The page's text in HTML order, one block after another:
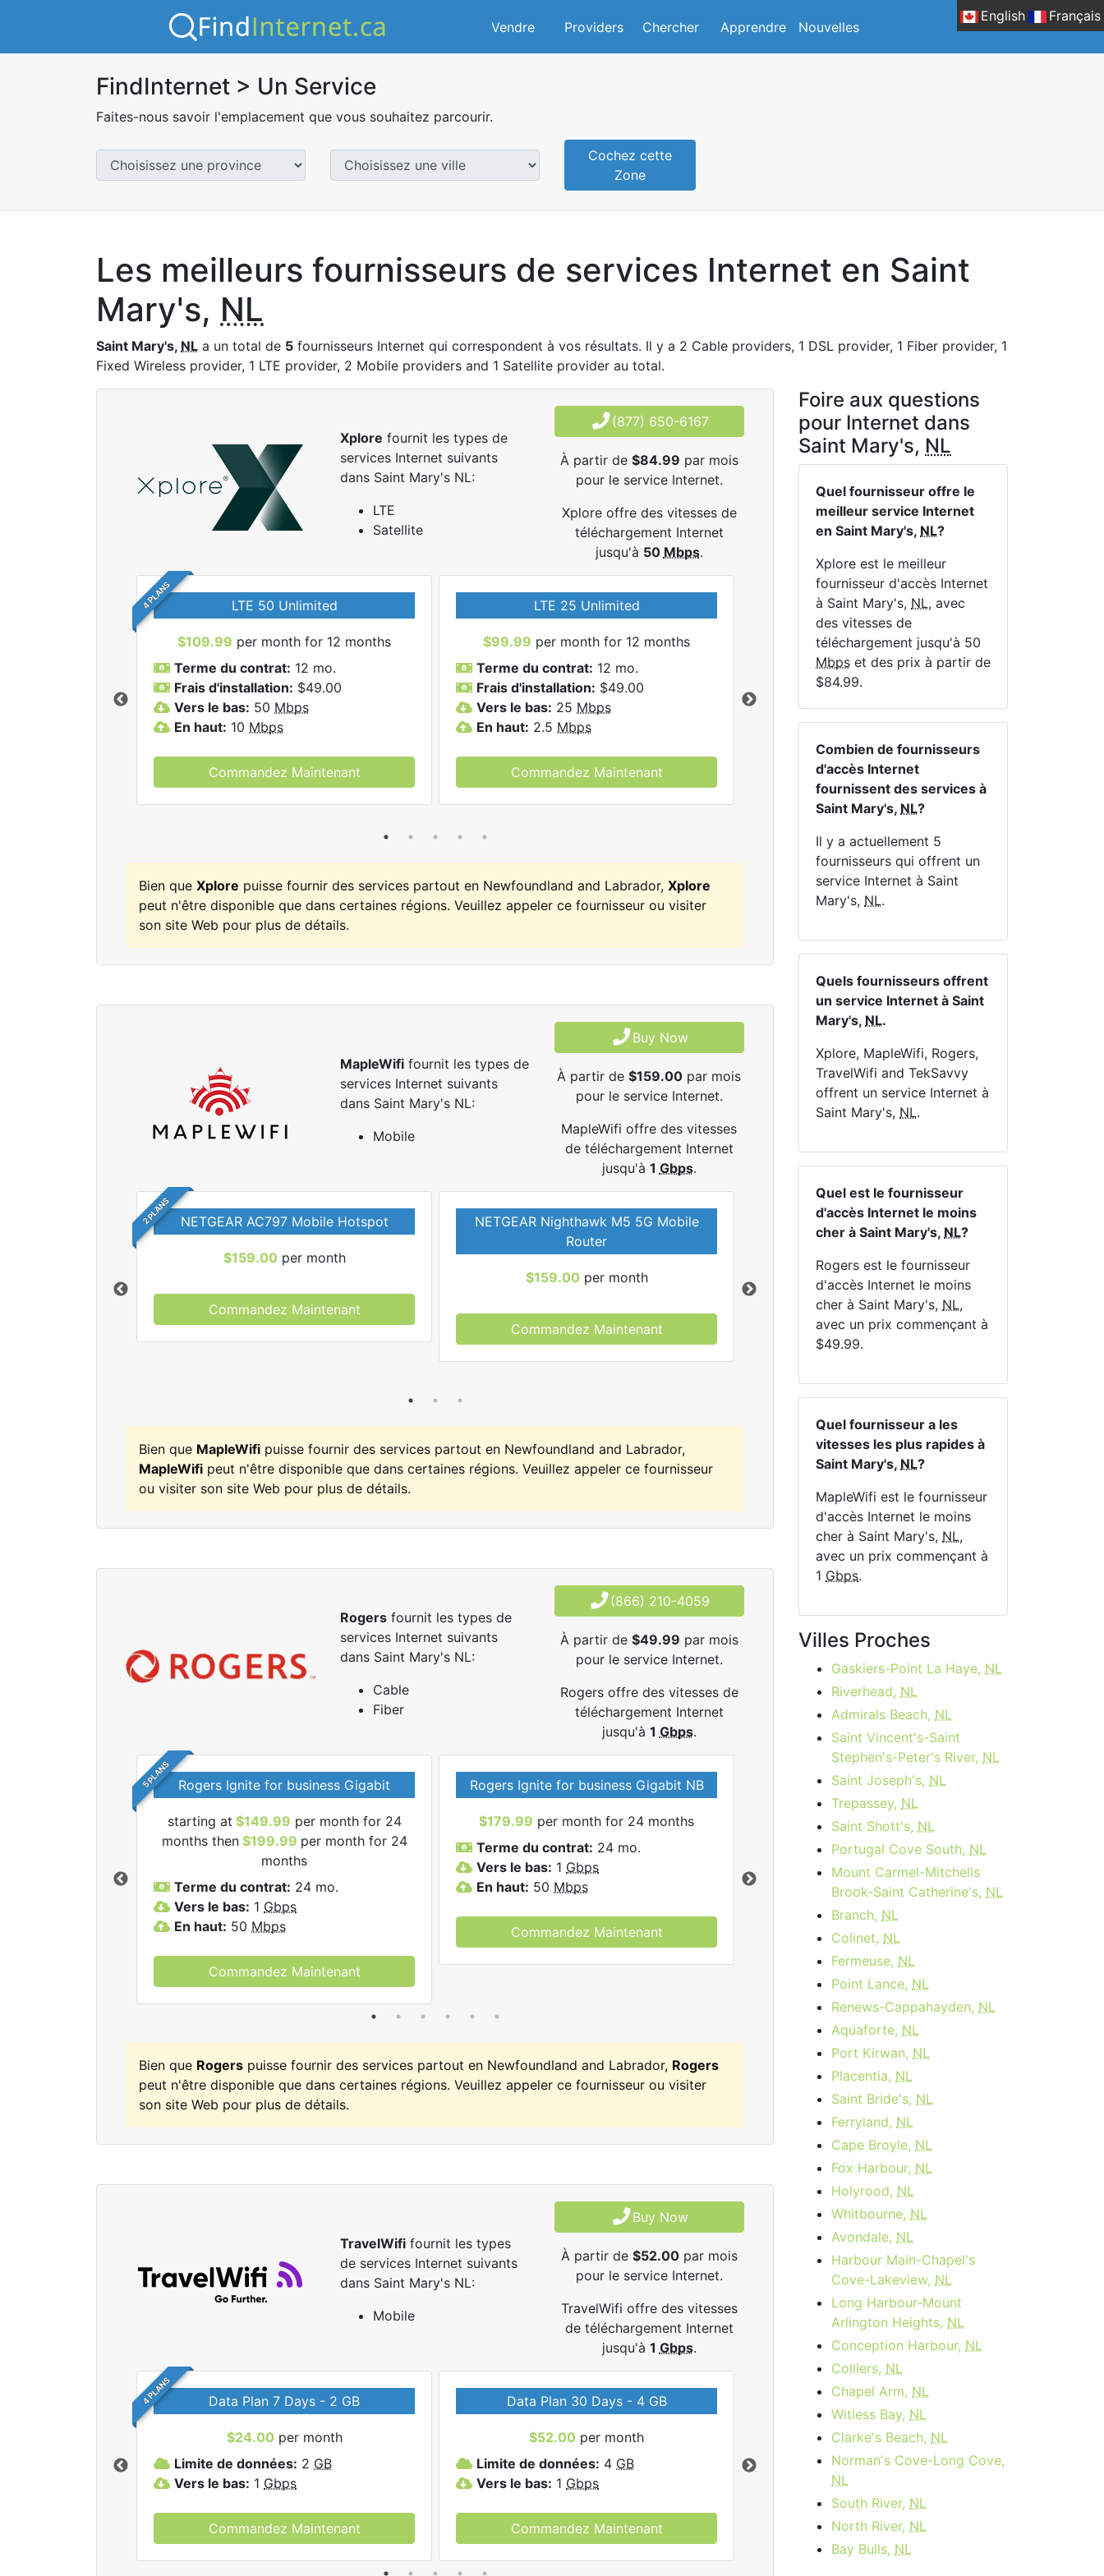
English Français
Vendre Providers Chercher Apprendre Nouvelles
FindInternet > Un Service
Faites-nous savoir l'emplacement que vous souhaitez parcourir.
Cochez cette
Zone
Les meilleurs fournisseurs de services Internet en Saint
Mary's, NL
Saint Mary's, NL a un total de 5 fournisseurs Internet qui correspondent à vos résultats. Il y a 2 Cable providers, 1 DSL provider, 1 Fiber provider, 1
Fixed Wireless provider, 1 LTE provider, 2 Mobile providers and 1 Satellite provider au total.
Xplore fournit les types de
services Internet suivants
dans Saint Mary's NL:
LTE
Satellite
(877) 650-6167
À partir de $84.99 par mois
pour le service Internet.
Xplore offre des vitesses de
téléchargement Internet
jusqu'à 50 Mbps.
4 PLANS LTE 50 Unlimited
$109.99 per month for 12 months
Terme du contrat: 12 mo.
Frais d'installation: $49.00
Vers le bas: 50 Mbps
En haut: 10 Mbps
Commandez Maintenant
LTE 25 Unlimited
$99.99 per month for 12 months
Terme du contrat: 12 mo.
Frais d'installation: $49.00
Vers le bas: 25 Mbps
En haut: 2.5 Mbps
Commandez Maintenant
LTE 10 Unlimited
$84.99per month for 12 months
Terme du contrat: 12 mo.
Frais d'installation:
Vers le bas:10Mbps
En haut:1Mbps
Commandez Maintenant
Bien que Xplore puisse fournir des services partout en Newfoundland and Labrador, Xplore
peut n'être disponible que dans certaines régions. Veuillez appeler ce fournisseur ou visiter
son site Web pour plus de détails.
MapleWififournit les types de
services Internet suivants
dans Saint Mary's NL:
Mobile
Buy Now
À partir de$159.00 par mois
pour le service Internet.
MapleWifi offre des vitesses
de téléchargement Internet
jusqu'à 1 Gbps.
2 PLANS NETGEAR AC797 Mobile Hotspot
$159.00 per month
Commandez Maintenant
NETGEAR Nighthawk M5 5G Mobile
Router
$159.00 per month
Commandez Maintenant
Cliquez ici pour afficher tous les forfaits
Internet MapleWifi.
Bien que MapleWifi puisse fournir des services partout en Newfoundland and Labrador,
MapleWifi peut n'être disponible que dans certaines régions. Veuillez appeler ce fournisseur
ou visiter son site Web pour plus de détails.
Rogersfournit les types de
services Internet suivants
dans Saint Mary's NL:
Cable
Fiber
(866) 210-4059
À partir de $49.99 par mois
pour le service Internet.
Rogers offre des vitesses de
téléchargement Internet
jusqu'à 1 Gbps.
5 PLANS Rogers Ignite for business Gigabit
starting at $149.99 per month for 24
months then$199.99 per month for 24
months
Terme du contrat: 24 mo.
Vers le bas: 1 Gbps
En haut: 50 Mbps
Commandez Maintenant
Rogers Ignite for business Gigabit NB
$179.99 per month for 24 months
Terme du contrat: 24 mo.
Vers le bas: 1 Gbps
En haut: 50 Mbps
Commandez Maintenant
Rogers Ignite Gigabit
$149.99per month
Frais d'activation:$14.95
Frais d'installation:$49.99
Vers le bas:1 Gbps
50 Mbps
Bien que Rogers puisse fournir des services partout en Newfoundland and Labrador, Rogers
peut n'être disponible que dans certaines régions. Veuillez appeler ce fournisseur ou visiter
son site Web pour plus de détails.
TravelWififournit les types
de services Internet suivants
dans Saint Mary's NL:
Mobile
Buy Now
À partir de $52.00par mois
pour le service Internet.
TravelWifi offre des vitesses
de téléchargement Internet
jusqu'à 1 Gbps.
4 PLANS Data Plan 7 Days - 2 GB
$24.00 per month
Limite de données: 2 GB
Vers le bas: 1 Gbps
Commandez Maintenant
Data Plan 30 Days - 4 GB
$52.00 per month
Limite de données: 4 GB
Vers le bas: 1 Gbps
Commandez Maintenant
Data Plan 30 Days - 8 GB
$74.00per month
Limite de données:8GB
Vers le bas:
Commandez Maintenant
Foire aux questions
pour Internet dans
Saint Mary's, NL
Quel fournisseur offre le
meilleur service Internet
en Saint Mary's, NL?
Xplore est le meilleur
fournisseur d'accès Internet
à Saint Mary's, NL, avec
des vitesses de
téléchargement jusqu'à 50
Mbps et des prix à partir de
$84.99.
Combien de fournisseurs
d'accès Internet
fournissent des services à
Saint Mary's, NL?
Il y a actuellement 5
fournisseurs qui offrent un
service Internet à Saint
Mary's, NL.
Quels fournisseurs offrent
un service Internet à Saint
Mary's, NL.
Xplore, MapleWifi, Rogers,
TravelWifi and TekSavvy
offrent un service Internet à
Saint Mary's, NL.
Quel est le fournisseur
d'accès Internet le moins
cher à Saint Mary's, NL?
Rogers est le fournisseur
d'accès Internet le moins
cher à Saint Mary's, NL,
avec un prix commençant à
$49.99.
Quel fournisseur a les
vitesses les plus rapides à
Saint Mary's, NL?
MapleWifi est le fournisseur
d'accès Internet le moins
cher à Saint Mary's, NL,
avec un prix commençant à
1 Gbps.
Villes Proches
Gaskiers-Point La Haye, NL
Riverhead, NL
Admirals Beach, NL
Saint Vincent's-Saint
Stephen's-Peter's River, NL
Saint Joseph's, NL
Trepassey, NL
Saint Shott's, NL
Portugal Cove South, NL
Mount Carmel-Mitchells
Brook-Saint Catherine's, NL
Branch, NL
Colinet, NL
Fermeuse, NL
Point Lance, NL
Renews-Cappahayden, NL
Aquaforte, NL
Port Kirwan, NL
Placentia, NL
Saint Bride's, NL
Ferryland, NL
Cape Broyle, NL
Fox Harbour, NL
Holyrood, NL
Whitbourne, NL
Avondale, NL
Harbour Main-Chapel's
Cove-Lakeview, NL
Long Harbour-Mount
Arlington Heights, NL
Conception Harbour, NL
Colliers, NL
Chapel Arm, NL
Witless Bay, NL
Clarke's Beach, NL
Norman's Cove-Long Cove,
NL
South River, NL
North River, NL
Bay Bulls, NL